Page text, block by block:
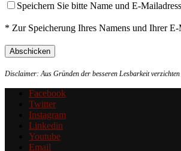
Speichern Sie bitte Name und E-
* Zur Speicherung Ihres Namens und Ihrer
Disclaimer: Aus Gründen der besseren Lesbarkeit
Facebook
Twitter
Instagram
Linkedin
Youtube
Email